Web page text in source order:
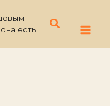
есть
Поиск